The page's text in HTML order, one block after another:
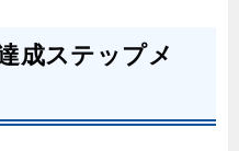
成ステップメ